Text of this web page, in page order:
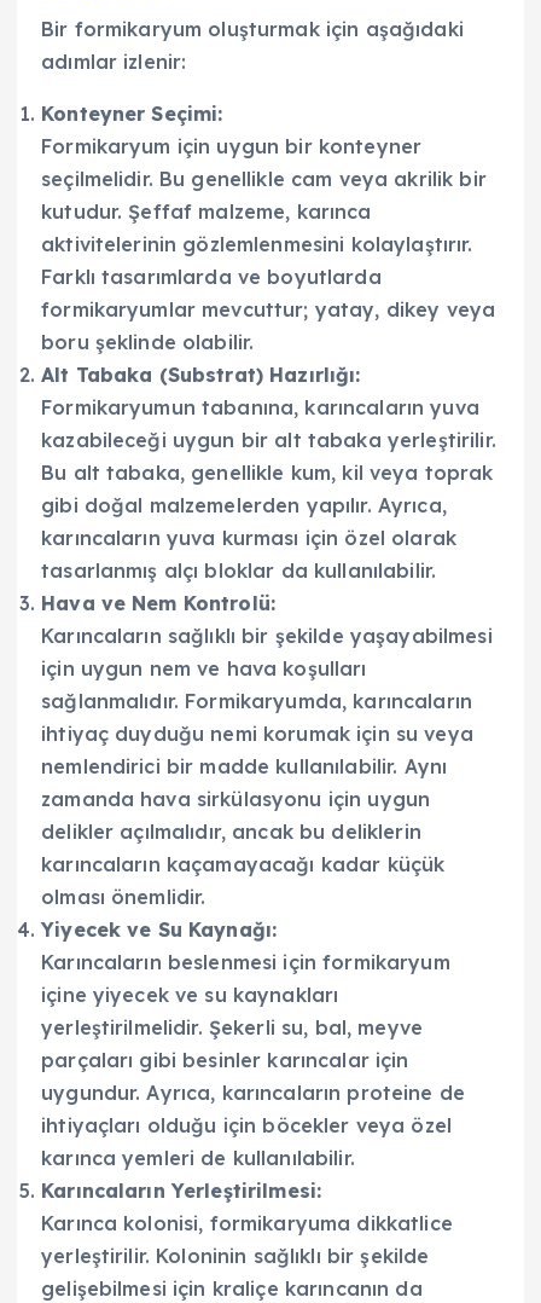
Bir formikaryum oluşturmak için aşağıdaki
adımlar izlenir:
Konteyner Seçimi:
Formikaryum için uygun bir konteyner
seçilmelidir. Bu genellikle cam veya akrilik bir
kutudur. Şeffaf malzeme, karınca
aktivitelerinin gözlemlenmesini kolaylaştırır.
Farklı tasarımlarda ve boyutlarda
formikaryumlar mevcuttur; yatay, dikey veya
boru şeklinde olabilir.
Alt Tabaka (Substrat) Hazırlığı:
Formikaryumun tabanına, karıncaların yuva
kazabileceği uygun bir alt tabaka yerleştirilir.
Bu alt tabaka, genellikle kum, kil veya toprak
gibi doğal malzemelerden yapılır. Ayrıca,
karıncaların yuva kurması için özel olarak
tasarlanmış alçı bloklar da kullanılabilir.
Hava ve Nem Kontrolü:
Karıncaların sağlıklı bir şekilde yaşayabilmesi
için uygun nem ve hava koşulları
sağlanmalıdır. Formikaryumda, karıncaların
ihtiyaç duyduğu nemi korumak için su veya
nemlendirici bir madde kullanılabilir. Aynı
zamanda hava sirkülasyonu için uygun
delikler açılmalıdır, ancak bu deliklerin
karıncaların kaçamayacağı kadar küçük
olması önemlidir.
Yiyecek ve Su Kaynağı:
Karıncaların beslenmesi için formikaryum
içine yiyecek ve su kaynakları
yerleştirilmelidir. Şekerli su, bal, meyve
parçaları gibi besinler karıncalar için
uygundur. Ayrıca, karıncaların proteine de
ihtiyaçları olduğu için böcekler veya özel
karınca yemleri de kullanılabilir.
Karıncaların Yerleştirilmesi:
Karınca kolonisi, formikaryuma dikkatlice
yerleştirilir. Koloninin sağlıklı bir şekilde
gelişebilmesi için kraliçe karıncanın da